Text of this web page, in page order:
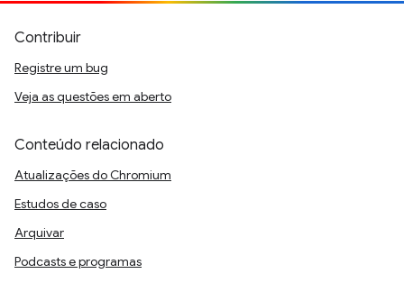
Contribuir
Registre um bug
Veja as questões em aberto
Conteúdo relacionado
Atualizações do Chromium
Estudos de caso
Arquivar
Podcasts e programas